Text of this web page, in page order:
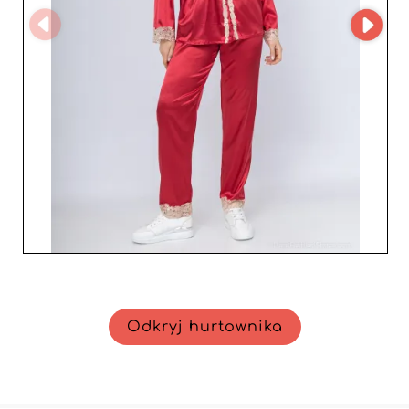
którzy chcą współpracować z niezawodnym dostawcą i
dodać nutę słodyczy oraz kobiecości do swojej oferty,
JESSYLIA jest doskonałym wyborem. Wzmocnij swoją
ofertę bielizną nocną i piżamami, które łączą komfort,
styl i jakość. JESSYLIA to gwarancja solidnych
partnerstw i kolekcji, które zachwycają dzień po dniu.
Nie przegap okazji do włączenia tych produktów do
swojego asortymentu i spełniania stylowych oczekiwań
swoich kobiecych klientek.
Odkryj hurtownika